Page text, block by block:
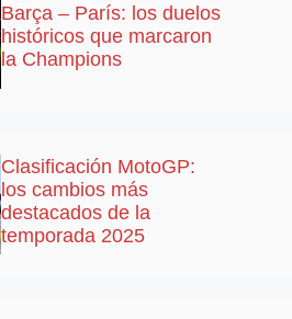
Barça – París: los duelos
históricos que marcaron
la Champions
Clasificación MotoGP:
los cambios más
destacados de la
temporada 2025